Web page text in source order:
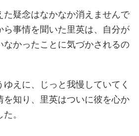
た疑念はなかなか消えませんで
ら事情を聞いた里英は、自分が
なかったことに気づかされるの
えに、じっと我慢していてく
を知り、里英はついに彼を心か
。